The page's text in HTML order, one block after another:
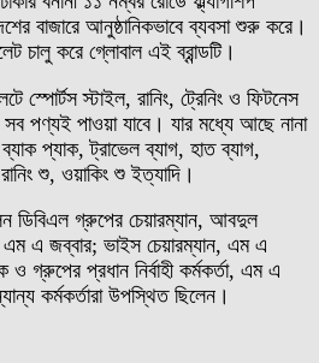
বাজারে আনুষ্ঠানিকভাবে ব্যবসা শুরু করে।
চালু করে গ্লোবাল এই ব্রান্ডটি।
স্পোর্টস স্টাইল, রানিং, ট্রেনিং ও ফিটনেস
পণ্যই পাওয়া যাবে। যার মধ্যে আছে নানা
প্যাক, ট্রাভেল ব্যাগ, হাত ব্যাগ,
শু, ওয়াকিং শু ইত্যাদি।
ডিবিএল গ্রুপের চেয়ারম্যান, আবদুল
এম এ জব্বার; ভাইস চেয়ারম্যান, এম এ
গ্রুপের প্রধান নির্বাহী কর্মকর্তা, এম এ
কর্মকর্তারা উপস্থিত ছিলেন।